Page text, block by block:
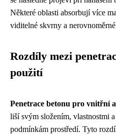
Některé oblasti absorbují více
viditelné skvrny a
Rozdíly mezi
použití
Penetrace betonu pro vnitřní
liší svým složením, vlastnostmi
podmínkám prostředí. Tyto